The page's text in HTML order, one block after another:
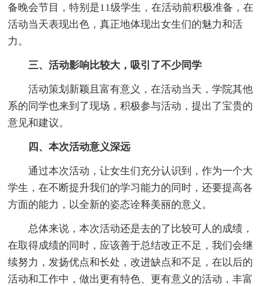
备晚会节目，特别是11级学生，在活动前积极准备，在
活动当天表现出色，真正地体现出女生们的魅力和活
力。
三、活动影响比较大，吸引了不少同学
活动策划新颖且富有意义，在活动当天，学院其他
系的同学也来到了现场，积极参与活动，提出了宝贵的
意见和建议。
四、本次活动意义深远
通过本次活动，让女生们充分认识到，作为一个大
学生，在不断提升我们的学习能力的同时，还要提高各
方面的能力，以全新的姿态诠释美丽的意义。
总体来说，本次活动还是去的了比较可人的成绩，
在取得成绩的同时，应该善于总结改正不足，我们会继
续努力，发扬优点和长处，改进缺点和不足，在以后的
活动和工作中，做出更有特色、更有意义的活动，丰富